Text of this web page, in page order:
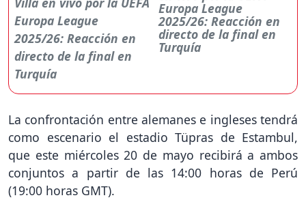
Europa League
2025/26: Reacción en
directo de la final en
Turquía
La confrontación entre alemanes e ingleses tendrá
como escenario el estadio Tüpras de Estambul,
que este miércoles 20 de mayo recibirá a ambos
conjuntos a partir de las 14:00 horas de Perú
(19:00 horas GMT).